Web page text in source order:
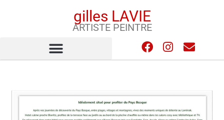
gilles LAVIE
ARTISTE PEINTRE